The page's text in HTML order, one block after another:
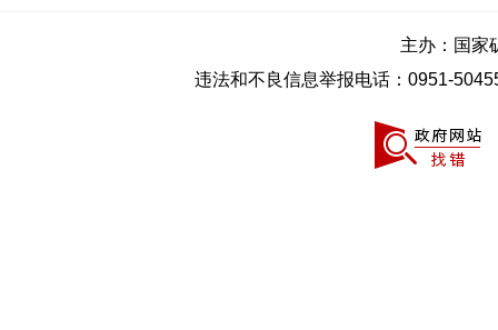
主办：国家
违法和不良信息举报电话：0951-